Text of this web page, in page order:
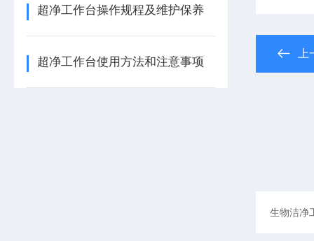
超净工作台操作规程及维护保养
超净工作台使用方法和注意事项